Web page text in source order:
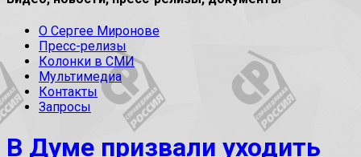
О Сергее Миронове
Пресс-релизы
Колонки в СМИ
Мультимедиа
Контакты
Запросы
В Думе призвали уходить